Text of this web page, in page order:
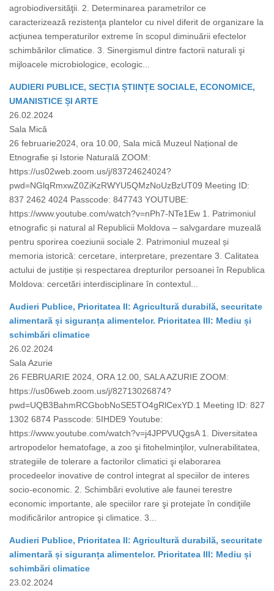
agrobiodiversităţii. 2. Determinarea parametrilor ce
caracterizează rezistenţa plantelor cu nivel diferit de organizare la
acţiunea temperaturilor extreme în scopul diminuării efectelor
schimbărilor climatice. 3. Sinergismul dintre factorii naturali şi
mijloacele microbiologice, ecologic...
AUDIERI PUBLICE, SECȚIA ȘTIINȚE SOCIALE, ECONOMICE,
UMANISTICE ȘI ARTE
26.02.2024
Sala Mică
26 februarie2024, ora 10.00, Sala mică Muzeul Național de
Etnografie și Istorie Naturală ZOOM:
https://us02web.zoom.us/j/83724624024?
pwd=NGlqRmxwZ0ZiKzRWYU5QMzNoUzBzUT09 Meeting ID:
837 2462 4024 Passcode: 847743 YOUTUBE:
https://www.youtube.com/watch?v=nPh7-NTe1Ew 1. Patrimoniul
etnografic și natural al Republicii Moldova – salvgardare muzeală
pentru sporirea coeziunii sociale 2. Patrimoniul muzeal și
memoria istorică: cercetare, interpretare, prezentare 3. Calitatea
actului de justiție și respectarea drepturilor persoanei în Republica
Moldova: cercetări interdisciplinare în contextul...
Audieri Publice, Prioritatea II: Agricultură durabilă, securitate
alimentară și siguranța alimentelor. Prioritatea III: Mediu și
schimbări climatice
26.02.2024
Sala Azurie
26 FEBRUARIE 2024, ORA 12.00, SALA AZURIE ZOOM:
https://us06web.zoom.us/j/82713026874?
pwd=UQB3BahmRCGbobNoSE5TO4gRlCexYD.1 Meeting ID: 827
1302 6874 Passcode: 5IHDE9 Youtube:
https://www.youtube.com/watch?v=j4JPPVUQgsA 1. Diversitatea
artropodelor hematofage, a zoo şi fitohelminţilor, vulnerabilitatea,
strategiile de tolerare a factorilor climatici şi elaborarea
procedeelor inovative de control integrat al speciilor de interes
socio-economic. 2. Schimbări evolutive ale faunei terestre
economic importante, ale speciilor rare şi protejate în condiţiile
modificărilor antropice şi climatice. 3...
Audieri Publice, Prioritatea II: Agricultură durabilă, securitate
alimentară și siguranța alimentelor. Prioritatea III: Mediu și
schimbări climatice
23.02.2024